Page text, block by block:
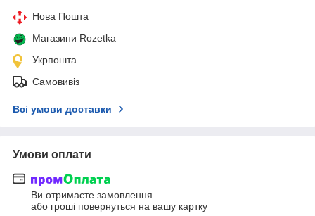
Нова Пошта
Магазини Rozetka
Укрпошта
Самовивіз
Всі умови доставки
Умови оплати
Ви отримаєте замовлення
або гроші повернуться на вашу картку